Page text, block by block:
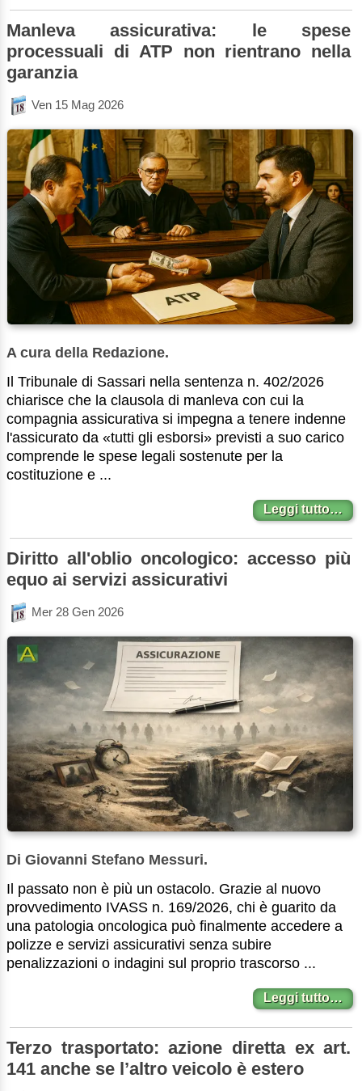
Manleva assicurativa: le spese
processuali di ATP non rientrano nella
garanzia
Ven 15 Mag 2026
A cura della Redazione.
Il Tribunale di Sassari nella sentenza n. 402/2026
chiarisce che la clausola di manleva con cui la
compagnia assicurativa si impegna a tenere indenne
l'assicurato da «tutti gli esborsi» previsti a suo carico
comprende le spese legali sostenute per la
costituzione e ...
Leggi tutto…
Diritto all'oblio oncologico: accesso più
equo ai servizi assicurativi
Mer 28 Gen 2026
Di Giovanni Stefano Messuri.
Il passato non è più un ostacolo. Grazie al nuovo
provvedimento IVASS n. 169/2026, chi è guarito da
una patologia oncologica può finalmente accedere a
polizze e servizi assicurativi senza subire
penalizzazioni o indagini sul proprio trascorso ...
Leggi tutto…
Terzo trasportato: azione diretta ex art.
141 anche se l’altro veicolo è estero